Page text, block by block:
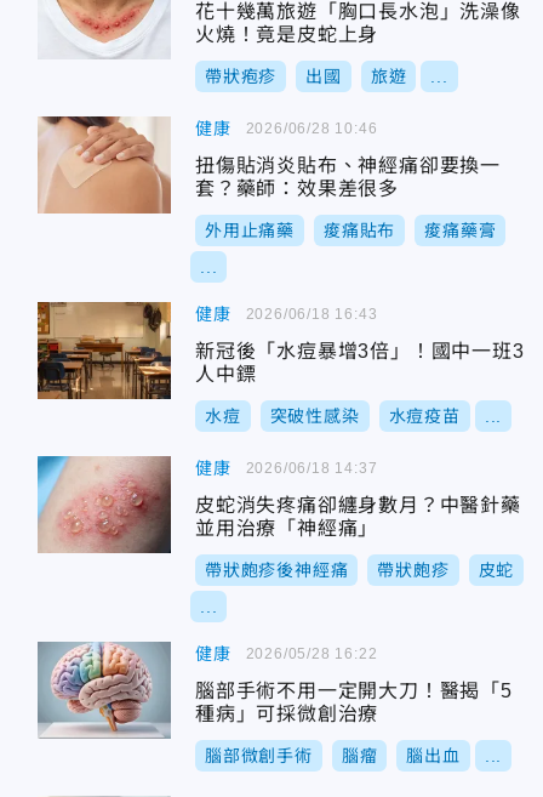
花十幾萬旅遊「胸口長水泡」洗澡像
火燒！竟是皮蛇上身
帶狀疱疹 出國 旅遊
健康
扭傷貼消炎貼布、神經痛卻要換一
套？藥師：效果差很多
外用止痛藥 痠痛貼布 痠痛藥膏
2026/06/28 10:46
健康
新冠後「水痘暴增3倍」！國中一班3
人中鏢
水痘 突破性感染 水痘疫苗
2026/06/18 16:43
健康
皮蛇消失疼痛卻纏身數月？中醫針藥
並用治療「神經痛」
帶狀皰疹後神經痛 帶狀皰疹 皮蛇
2026/06/18 14:37
健康
腦部手術不用一定開大刀！醫揭「5
種病」可採微創治療
腦部微創手術 腦瘤 腦出血
2026/05/28 16:22